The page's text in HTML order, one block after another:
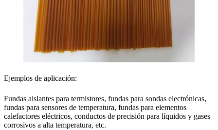
Ejemplos de aplicación:
Fundas aislantes para termistores, fundas para sondas electrónicas,
fundas para sensores de temperatura, fundas para elementos
calefactores eléctricos, conductos de precisión para líquidos y gases
corrosivos a alta temperatura, etc.